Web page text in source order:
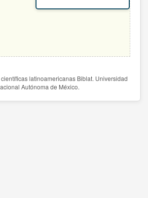
latinoamericanas Biblat. Universidad
Autónoma de México.